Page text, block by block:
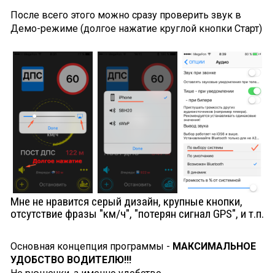
После всего этого можно сразу проверить звук в
Демо-режиме (долгое нажатие круглой кнопки Старт)
Мне не нравится серый дизайн, крупные кнопки,
отсутствие фразы "км/ч", "потерян сигнал GPS", и т.п.
Основная концепция программы - МАКСИМАЛЬНОЕ
УДОБСТВО ВОДИТЕЛЮ!!!